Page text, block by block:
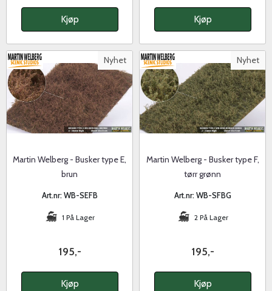
Kjøp Kjøp
Nyhet
Martin Welberg - Busker type E,
brun
Art.nr: WB-SEFB
1 På Lager
195,-
Kjøp
Nyhet
Martin Welberg - Busker type F,
tørr grønn
Art.nr: WB-SFBG
2 På Lager
195,-
Kjøp